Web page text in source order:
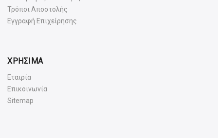
Τρόποι Αποστολής
Εγγραφή Επιχείρησης
ΧΡΗΣΙΜΑ
Εταιρία
Επικοινωνία
Sitemap